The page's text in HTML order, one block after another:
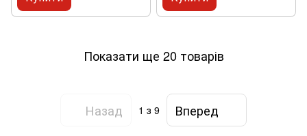
Показати ще 20 товарів
Назад 1 з 9 Вперед